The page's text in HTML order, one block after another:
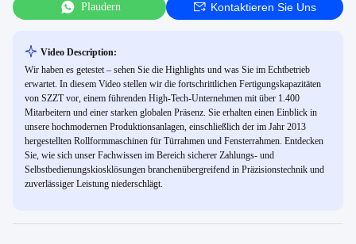
Plaudern Kontaktieren Sie Uns
Video Description:
Wir haben es getestet – sehen Sie die Highlights und was Sie im Echtbetrieb
erwartet. In diesem Video stellen wir die fortschrittlichen Fertigungskapazitäten
von SZZT vor, einem führenden High-Tech-Unternehmen mit über 1.400
Mitarbeitern und einer starken globalen Präsenz. Sie erhalten einen Einblick in
unsere hochmodernen Produktionsanlagen, einschließlich der im Jahr 2013
hergestellten Rollformmaschinen für Türrahmen und Fensterrahmen. Entdecken
Sie, wie sich unser Fachwissen im Bereich sicherer Zahlungs- und
Selbstbedienungskiosklösungen branchenübergreifend in Präzisionstechnik und
zuverlässiger Leistung niederschlägt.